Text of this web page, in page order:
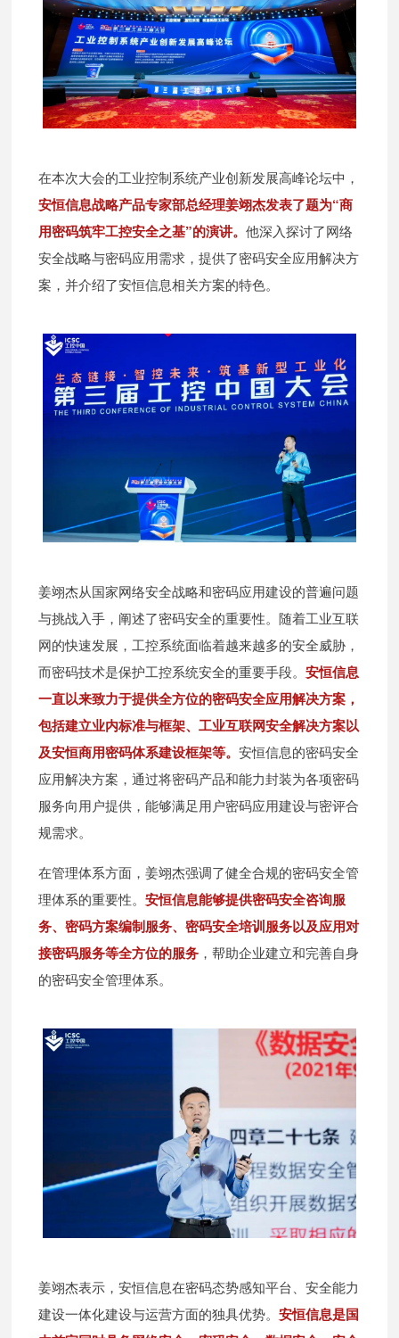
在本次大会的工业控制系统产业创新发展高峰论坛中，
安恒信息战略产品专家部总经理姜翊杰发表了题为“商
用密码筑牢工控安全之基”的演讲。他深入探讨了网络
安全战略与密码应用需求，提供了密码安全应用解决方
案，并介绍了安恒信息相关方案的特色。
姜翊杰从国家网络安全战略和密码应用建设的普遍问题
与挑战入手，阐述了密码安全的重要性。随着工业互联
网的快速发展，工控系统面临着越来越多的安全威胁，
而密码技术是保护工控系统安全的重要手段。安恒信息
一直以来致力于提供全方位的密码安全应用解决方案，
包括建立业内标准与框架、工业互联网安全解决方案以
及安恒商用密码体系建设框架等。安恒信息的密码安全
应用解决方案，通过将密码产品和能力封装为各项密码
服务向用户提供，能够满足用户密码应用建设与密评合
规需求。
在管理体系方面，姜翊杰强调了健全合规的密码安全管
理体系的重要性。安恒信息能够提供密码安全咨询服
务、密码方案编制服务、密码安全培训服务以及应用对
接密码服务等全方位的服务 ，帮助企业建立和完善自身
的密码安全管理体系。
姜翊杰表示，安恒信息在密码态势感知平台、安全能力
建设一体化建设与运营方面的独具优势。安恒信息是国